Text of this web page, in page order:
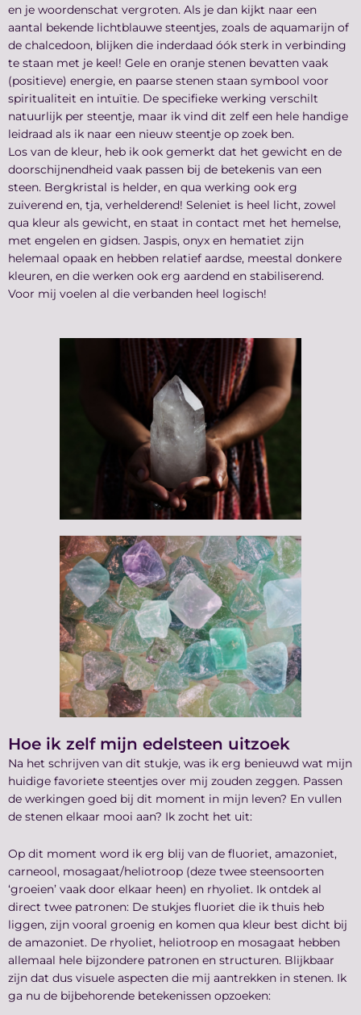
en je woordenschat vergroten. Als je dan kijkt naar een
aantal bekende lichtblauwe steentjes, zoals de aquamarijn of
de chalcedoon, blijken die inderdaad óók sterk in verbinding
te staan met je keel! Gele en oranje stenen bevatten vaak
(positieve) energie, en paarse stenen staan symbool voor
spiritualiteit en intuïtie. De specifieke werking verschilt
natuurlijk per steentje, maar ik vind dit zelf een hele handige
leidraad als ik naar een nieuw steentje op zoek ben.
Los van de kleur, heb ik ook gemerkt dat het gewicht en de
doorschijnendheid vaak passen bij de betekenis van een
steen. Bergkristal is helder, en qua werking ook erg
zuiverend en, tja, verhelderend! Seleniet is heel licht, zowel
qua kleur als gewicht, en staat in contact met het hemelse,
met engelen en gidsen. Jaspis, onyx en hematiet zijn
helemaal opaak en hebben relatief aardse, meestal donkere
kleuren, en die werken ook erg aardend en stabiliserend.
Voor mij voelen al die verbanden heel logisch!
Hoe ik zelf mijn edelsteen uitzoek
Na het schrijven van dit stukje, was ik erg benieuwd wat mijn
huidige favoriete steentjes over mij zouden zeggen. Passen
de werkingen goed bij dit moment in mijn leven? En vullen
de stenen elkaar mooi aan? Ik zocht het uit:
Op dit moment word ik erg blij van de fluoriet, amazoniet,
carneool, mosagaat/heliotroop (deze twee steensoorten
‘groeien’ vaak door elkaar heen) en rhyoliet. Ik ontdek al
direct twee patronen: De stukjes fluoriet die ik thuis heb
liggen, zijn vooral groenig en komen qua kleur best dicht bij
de amazoniet. De rhyoliet, heliotroop en mosagaat hebben
allemaal hele bijzondere patronen en structuren. Blijkbaar
zijn dat dus visuele aspecten die mij aantrekken in stenen. Ik
ga nu de bijbehorende betekenissen opzoeken: